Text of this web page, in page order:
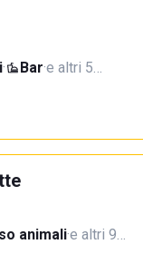
· Bar·e altri 5…
animali·e altri 9…